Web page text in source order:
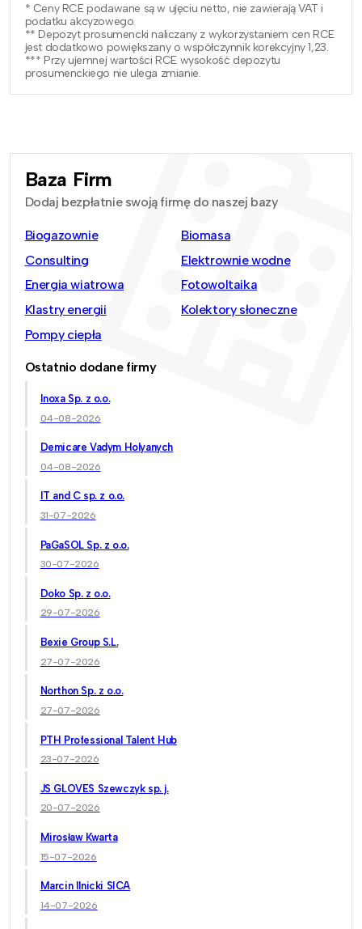
* Ceny RCE podawane są w ujęciu netto, nie zawierają VAT i
podatku akcyzowego.
** Depozyt prosumencki naliczany z wykorzystaniem cen RCE
jest dodatkowo powiększany o współczynnik korekcyjny 1,23.
*** Przy ujemnej wartości RCE wysokość depozytu
prosumenckiego nie ulega zmianie.
Baza Firm
Dodaj bezpłatnie swoją firmę do naszej bazy
Biogazownie
Biomasa
Consulting
Elektrownie wodne
Energia wiatrowa
Fotowoltaika
Klastry energii
Kolektory słoneczne
Pompy ciepła
Ostatnio dodane firmy
Inoxa Sp. z o.o.
04-08-2026
Demicare Vadym Holyanych
04-08-2026
IT and C sp. z o.o.
31-07-2026
PaGaSOL Sp. z o.o.
30-07-2026
Doko Sp. z o.o.
29-07-2026
Bexie Group S.L.
27-07-2026
Northon Sp. z o.o.
27-07-2026
PTH Professional Talent Hub
23-07-2026
JS GLOVES Szewczyk sp. j.
20-07-2026
Mirosław Kwarta
15-07-2026
Marcin Ilnicki SICA
14-07-2026